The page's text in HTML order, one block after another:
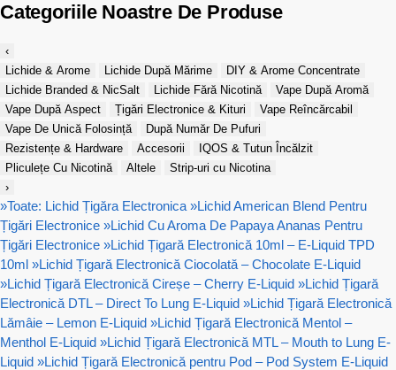
Categoriile Noastre De Produse
‹
Lichide & Arome
Lichide După Mărime
DIY & Arome Concentrate
Lichide Branded & NicSalt
Lichide Fără Nicotină
Vape După Aromă
Vape După Aspect
Țigări Electronice & Kituri
Vape Reîncărcabil
Vape De Unică Folosință
După Număr De Pufuri
Rezistențe & Hardware
Accesorii
IQOS & Tutun Încălzit
Pliculețe Cu Nicotină
Altele
Strip-uri cu Nicotina
›
»Toate: Lichid Țigăra Electronica »Lichid American Blend Pentru
Țigări Electronice »Lichid Cu Aroma De Papaya Ananas Pentru
Țigări Electronice »Lichid Țigară Electronică 10ml – E-Liquid TPD
10ml »Lichid Țigară Electronică Ciocolată – Chocolate E-Liquid
»Lichid Țigară Electronică Cireșe – Cherry E-Liquid »Lichid Țigară
Electronică DTL – Direct To Lung E-Liquid »Lichid Țigară Electronică
Lămâie – Lemon E-Liquid »Lichid Țigară Electronică Mentol –
Menthol E-Liquid »Lichid Țigară Electronică MTL – Mouth to Lung E-
Liquid »Lichid Țigară Electronică pentru Pod – Pod System E-Liquid